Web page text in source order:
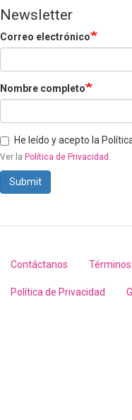
Newsletter
Correo electrónico
Nombre completo
He leído y acepto la
Ver la Política de Privacidad .
Submit
Footer
menu
Contáctanos
Política de Privacidad